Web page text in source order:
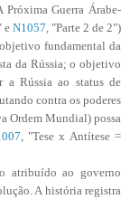
Próxima Guerra Árabe-
e N1057, "Parte 2 de 2")
fundamental da
da Rússia; o objetivo
a Rússia ao status de
contra os poderes
Ordem Mundial) possa
, "Tese x Antítese =
atribuído ao governo
A história registra